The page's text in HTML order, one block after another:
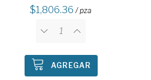
1,806.36 / pza
AGREGAR